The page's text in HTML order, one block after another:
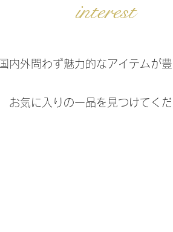
interest
国内外問わず魅力的なアイテムが
お気に入りの一品を見つけてく